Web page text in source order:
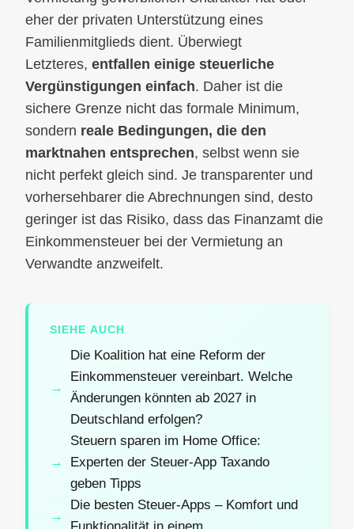
eher der privaten Unterstützung eines
Familienmitglieds dient. Überwiegt
Letzteres, entfallen einige steuerliche
Vergünstigungen einfach. Daher ist die
sichere Grenze nicht das formale Minimum,
sondern reale Bedingungen, die den
marktnahen entsprechen, selbst wenn sie
nicht perfekt gleich sind. Je transparenter und
vorhersehbarer die Abrechnungen sind, desto
geringer ist das Risiko, dass das Finanzamt die
Einkommensteuer bei der Vermietung an
Verwandte anzweifelt.
SIEHE AUCH
Die Koalition hat eine Reform der
Einkommensteuer vereinbart. Welche
Änderungen könnten ab 2027 in
Deutschland erfolgen?
Steuern sparen im Home Office:
Experten der Steuer-App Taxando
geben Tipps
Die besten Steuer-Apps – Komfort und